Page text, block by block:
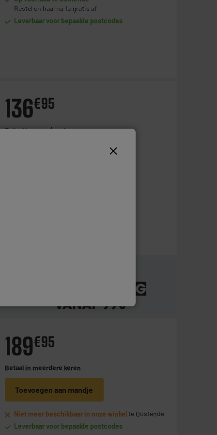
Bestel en haal na 1u gratis af
Leverbaar voor bepaalde postcodes
136€95
Betaal inmeerdere keren
189€95
Betaal in meerdere keren
Toevoegen aan mandje
Niet meer beschikbaar in onze winkel te Oostende
Leverbaar voor bepaalde postcodes